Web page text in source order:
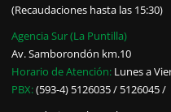
(Recaudaciones hasta las 15:30)
Agencia Sur (La Puntilla)
Av. Samborondón km.10
Horario de Atención: Lunes a
PBX:(593-4) 5126035 / 5126045 /